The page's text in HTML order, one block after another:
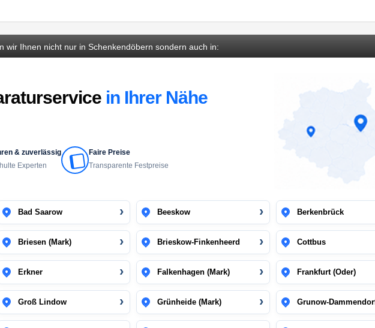
wir Ihnen nicht nur in Schenkendöbern sondern auch in:
in Ihrer Nähe
& zuverlässig
Experten
Faire Preise
Transparente Festpreise
Bad Saarow Beeskow Berkenbrück
Briesen (Mark) Brieskow-Finkenheerd Cottbus
Erkner Falkenhagen (Mark) Frankfurt (Oder)
Groß Lindow Grünheide (Mark) Grunow-